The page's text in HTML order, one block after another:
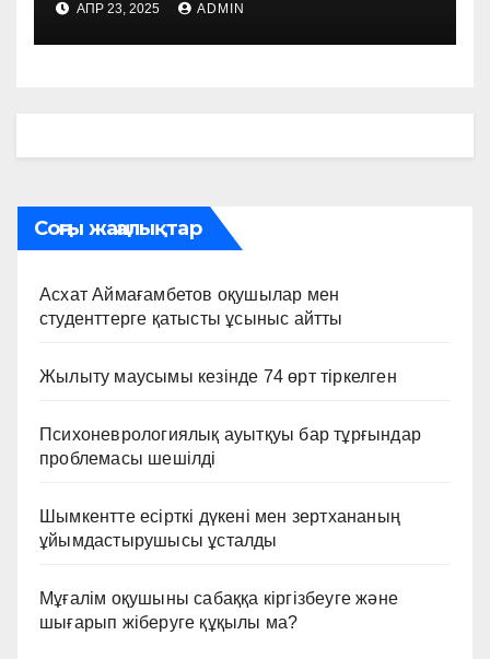
АПР 23, 2025 ADMIN
Соңғы жаңалықтар
Асхат Аймағамбетов оқушылар мен
студенттерге қатысты ұсыныс айтты
Жылыту маусымы кезінде 74 өрт тіркелген
Психоневрологиялық ауытқуы бар тұрғындар
проблемасы шешілді
Шымкентте есірткі дүкені мен зертхананың
ұйымдастырушысы ұсталды
Мұғалім оқушыны сабаққа кіргізбеуге және
шығарып жіберуге құқылы ма?